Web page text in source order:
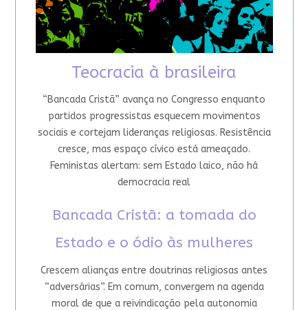
Teocracia à brasileira
“Bancada Cristã” avança no Congresso enquanto
partidos progressistas esquecem movimentos
sociais e cortejam lideranças religiosas. Resistência
cresce, mas espaço cívico está ameaçado.
Feministas alertam: sem Estado laico, não há
democracia real
Bancada Cristã: a tomada do
Estado e o ódio às mulheres
Crescem alianças entre doutrinas religiosas antes
“adversárias”. Em comum, convergem na agenda
moral de que a reivindicação pela autonomia